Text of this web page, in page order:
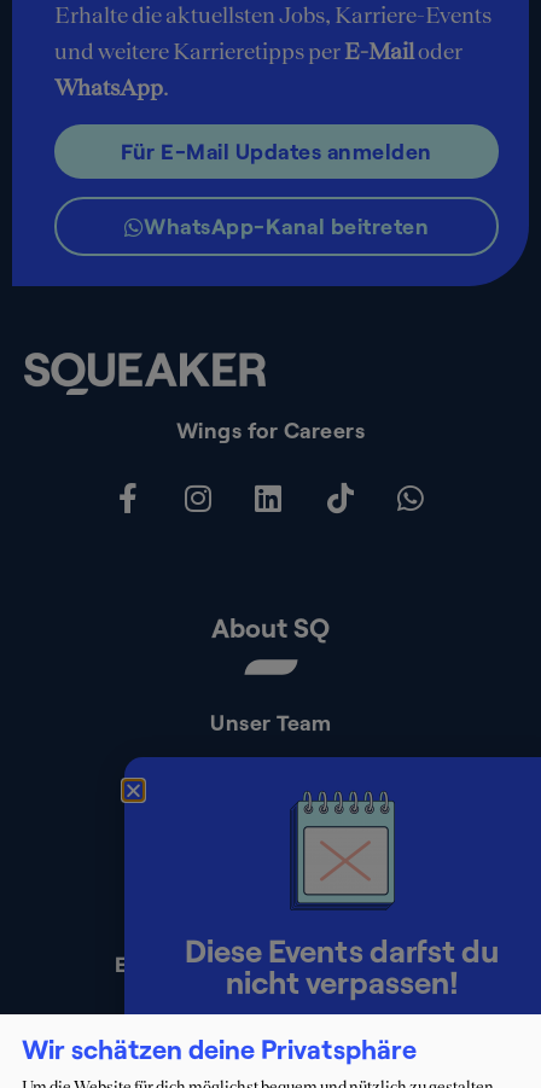
Wings for Careers
About SQ
Unser Team
Presse
Impressum
Datenschutz
Erklärung zur Barrierefreiheit
Erhalte die aktuellsten Jobs, Karriere-Events
und weitere Karrieretipps perE-Mailoder
WhatsApp.
Für E-Mail Updates anmelden
WhatsApp-Kanal beitreten
Wir schätzen deine Privatsphäre
Diese Events darfst du
nicht verpassen!
Lerne Berater:innen persönlich
kennen und starte deinen Weg ins